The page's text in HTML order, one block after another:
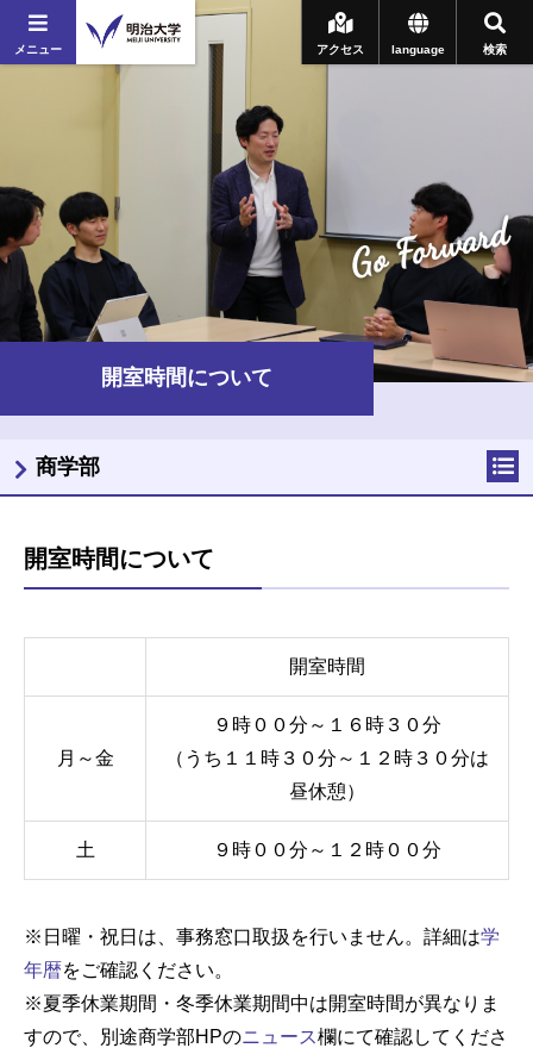
メニュー 検索
language
アクセス
Go Forward
開室時間について
開室時間について
開室時間
月～金
９時００分～１６時３０分
（うち１１時３０分～１２時３０分は
昼休憩）
土 ９時００分～１２時００分
※日曜・祝日は、事務窓口取扱を行いません。詳細は学
年暦をご確認ください。
※夏季休業期間・冬季休業期間中は開室時間が異なりま
すので、別途商学部HPのニュース欄にて確認してくださ
商学部